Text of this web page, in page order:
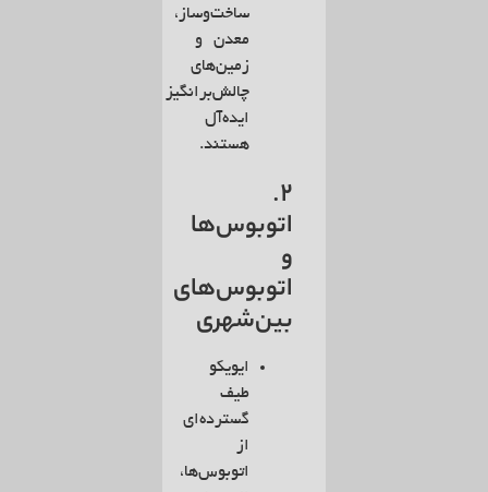
ساخت‌وساز،
معدن و
زمین‌های
چالش‌برانگیز
ایده‌آل
هستند.
2.
اتوبوس‌ها
و
اتوبوس‌های
بین‌شهری
ایویکو
طیف
گسترده‌ای
از
اتوبوس‌ها،